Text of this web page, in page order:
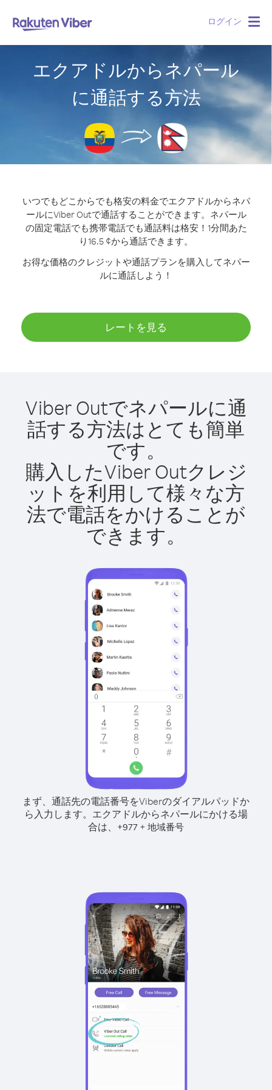
ログイン
エクアドルからネパール
に通話する方法
いつでもどこからでも格安の料金でエクアドルからネパ
ールにViber Outで通話することができます。 ネパール
の固定電話でも携帯電話でも通話料は格安！1分間あた
り16.5 ¢から通話できます。
お得な価格のクレジットや通話プランを購入してネパー
ルに通話しよう！
レートを見る
Viber Outでネパールに通
話する方法はとても簡単
です。
購入したViber Outクレジ
ットを利用して様々な方
法で電話をかけることが
できます。
まず、通話先の電話番号をViberのダイアルパッドか
ら入力します。 エクアドルからネパールにかける場
合は、 +977 + 地域番号